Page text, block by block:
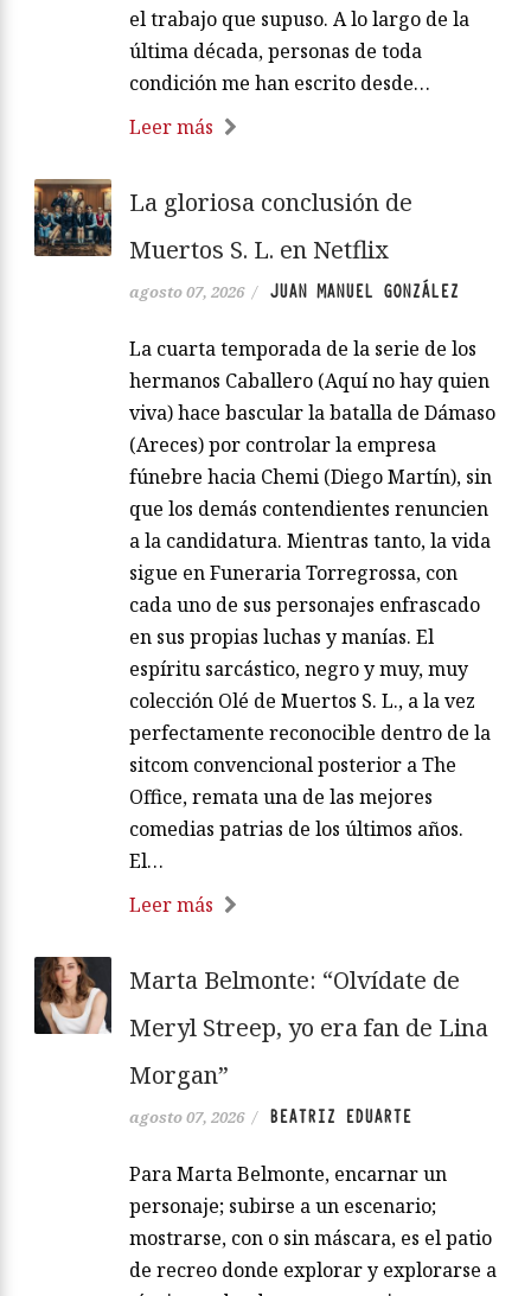
el trabajo que supuso. A lo largo de la
última década, personas de toda
condición me han escrito desde…
Leer más
La gloriosa conclusión de
Muertos S. L. en Netflix
agosto 07, 2026 / JUAN MANUEL GONZÁLEZ
La cuarta temporada de la serie de los
hermanos Caballero (Aquí no hay quien
viva) hace bascular la batalla de Dámaso
(Areces) por controlar la empresa
fúnebre hacia Chemi (Diego Martín), sin
que los demás contendientes renuncien
a la candidatura. Mientras tanto, la vida
sigue en Funeraria Torregrossa, con
cada uno de sus personajes enfrascado
en sus propias luchas y manías. El
espíritu sarcástico, negro y muy, muy
colección Olé de Muertos S. L., a la vez
perfectamente reconocible dentro de la
sitcom convencional posterior a The
Office, remata una de las mejores
comedias patrias de los últimos años.
El…
Leer más
Marta Belmonte: “Olvídate de
Meryl Streep, yo era fan de Lina
Morgan”
agosto 07, 2026 / BEATRIZ EDUARTE
Para Marta Belmonte, encarnar un
personaje; subirse a un escenario;
mostrarse, con o sin máscara, es el patio
de recreo donde explorar y explorarse a